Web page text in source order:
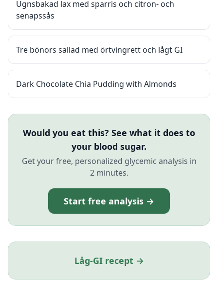
Ugnsbakad lax med sparris och citron- och
senapssås
Tre bönors sallad med örtvingrett och lågt GI
Dark Chocolate Chia Pudding with Almonds
Would you eat this? See what it does to
your blood sugar.
Get your free, personalized glycemic analysis in
2 minutes.
Start free analysis →
Låg-GI recept →